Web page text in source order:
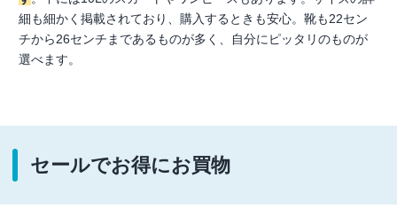
細も細かく掲載されており、購入するときも安心。靴も22セン
チから26センチまであるものが多く、自分にピッタリのものが
選べます。
セールでお得にお買物